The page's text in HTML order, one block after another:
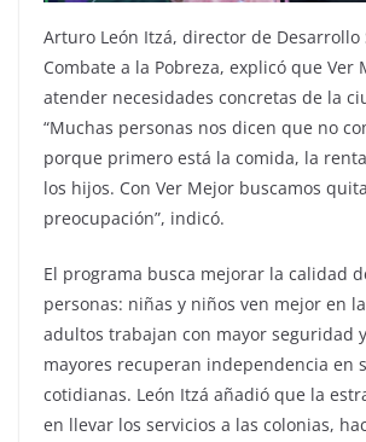
Arturo León Itzá, director de Desarrollo
Combate a la Pobreza, explicó que Ver
atender necesidades concretas de la
“Muchas personas nos dicen que no
porque primero está la comida, la
los hijos. Con Ver Mejor buscamos
preocupación”, indicó.
El programa busca mejorar la calidad
personas: niñas y niños ven mejor en
adultos trabajan con mayor seguridad
mayores recuperan independencia en
cotidianas. León Itzá añadió que la
en llevar los servicios a las colonias,